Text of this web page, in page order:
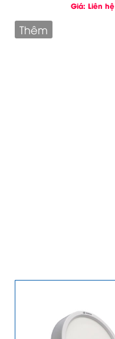
Giá: Liên hệ
Thêm